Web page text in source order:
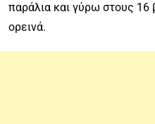
παράλια και γύρω στους
ορεινά.